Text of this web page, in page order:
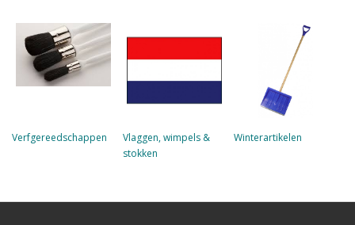
Verfgereedschappen
Vlaggen, wimpels &
stokken
Winterartikelen